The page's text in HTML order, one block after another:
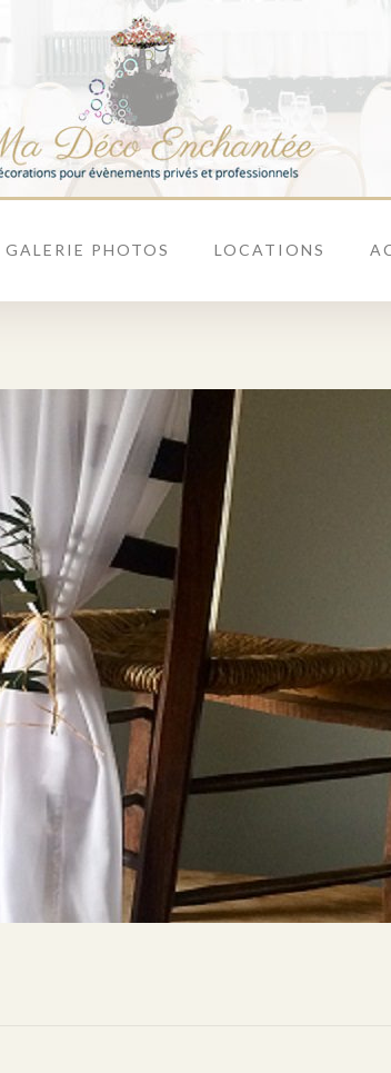
GALERIE PHOTOS LOCATIONS